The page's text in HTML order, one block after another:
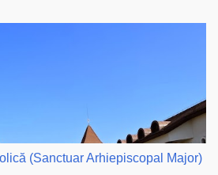
(Sanctuar Arhiepiscopal Major)